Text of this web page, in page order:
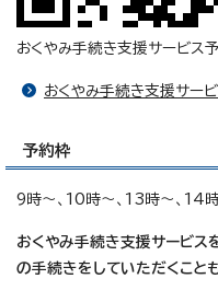
おくやみ手続き支援サービス
おくやみ手続き支援サー
予約枠
9時～、10時～、13時～、14
おくやみ手続き支援サービス
の手続きをしていただくこと